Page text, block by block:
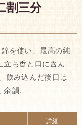
割三分
を使い、最高の純
立ち香と口に含ん
飲み込んだ後口は
韻。
詳細